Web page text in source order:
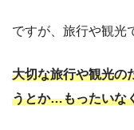
ですが、旅行や観光
大切な旅行や観光の
うとか…もったいな